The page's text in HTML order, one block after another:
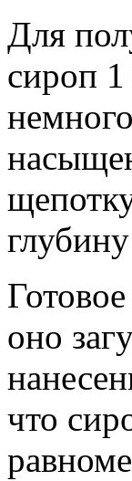
Для
сироп
оно
что